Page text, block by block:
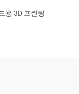
용 3D 프린팅